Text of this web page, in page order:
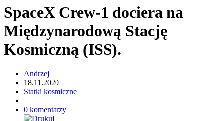
SpaceX Crew-1 dociera na
Międzynarodową Stację
Kosmiczną (ISS).
Andrzej
18.11.2020
Statki kosmiczne
0 komentarzy